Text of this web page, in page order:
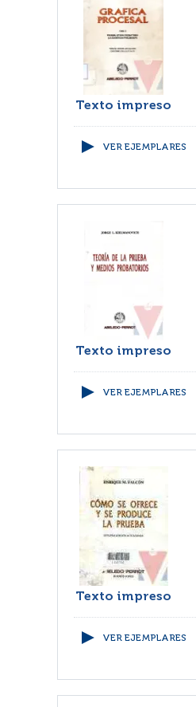
Texto impreso
VER EJEMPLARES
Texto impreso
VER EJEMPLARES
Texto impreso
VER EJEMPLARES